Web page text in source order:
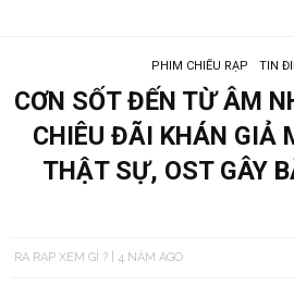
PHIM CHIẾU RẠP TIN
CƠN SỐT ĐẾN TỪ ÂM
CHIÊU ĐÃI KHÁN GIẢ
THẬT SỰ, OST GÂY
RA RẠP XEM GÌ ? 4 NĂM AGO